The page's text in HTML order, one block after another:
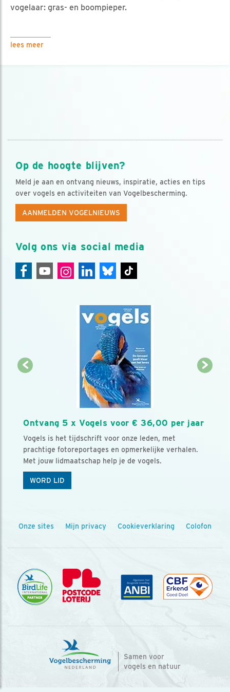
vogelaar: gras- en boompieper.
lees meer
Op de hoogte blijven?
Meld je aan en ontvang nieuws, inspiratie, acties en tips
over vogels en activiteiten van Vogelbescherming.
AANMELDEN VOGELNIEUWS
Volg ons via social media
Ontvang 5 x Vogels voor € 36,00 per jaar
Vogels is het tijdschrift voor onze leden, met
prachtige fotoreportages en opmerkelijke verhalen.
Met jouw lidmaatschap help je de vogels.
WORD LID
Onze sites Mijn privacy Cookieverklaring Colofon
Samen voor
vogels en natuur